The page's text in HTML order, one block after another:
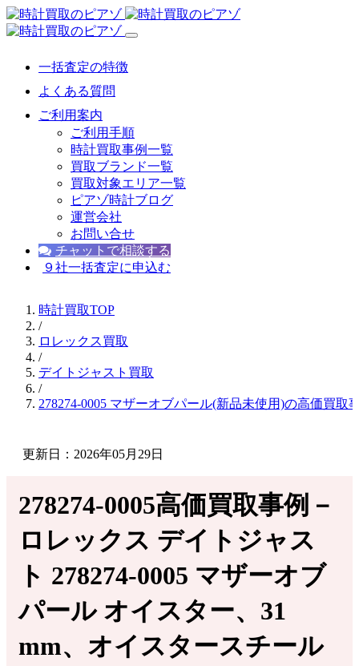
一括査定の特徴
よくある質問
ご利用案内
ご利用手順
時計買取事例一覧
買取ブランド一覧
買取対象エリア一覧
ピアゾ時計ブログ
運営会社
お問い合せ
チャットで相談する
９社一括査定に申込む
時計買取TOP
/
ロレックス買取
/
デイトジャスト買取
/
278274-0005 マザーオブパール(新品未使用)の高価買取
更新日：2026年05月29日
278274-0005高価買取事例－
ロレックス デイトジャス
ト 278274-0005 マザーオブ
パール オイスター、31
mm、オイスタースチール